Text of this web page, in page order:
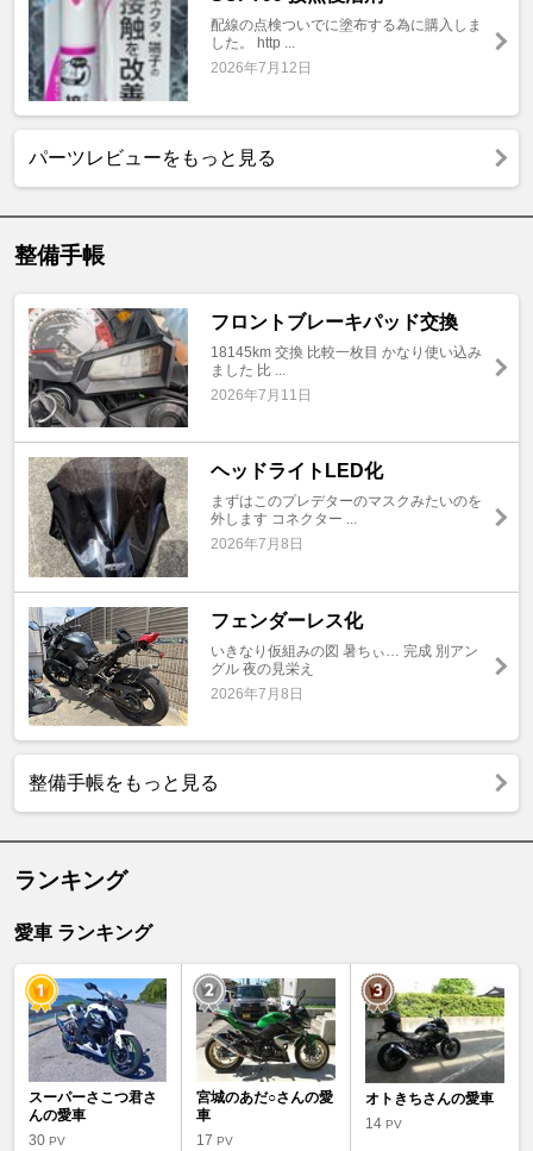
配線の点検ついでに塗布する為に購入しま
した。 http ...
2026年7月12日
パーツレビューをもっと見る
整備手帳
フロントブレーキパッド交換
18145km 交換 比較一枚目 かなり使い込み
ました 比 ...
2026年7月11日
ヘッドライトLED化
まずはこのプレデターのマスクみたいのを
外します コネクター ...
2026年7月8日
フェンダーレス化
いきなり仮組みの図 暑ちぃ… 完成 別アン
グル 夜の見栄え
2026年7月8日
整備手帳をもっと見る
ランキング
愛車 ランキング
スーパーさこつ君さ
んの愛車
30 PV
宮城のあだ○さんの愛
車
17PV
オトきちさんの愛車
14 PV